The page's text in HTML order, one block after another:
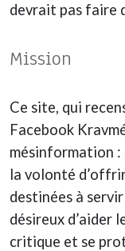
devrait pas faire
Mission
Ce site, qui
Facebook
mésinformation :
la volonté
destinées à
désireux d’aider
critique et se